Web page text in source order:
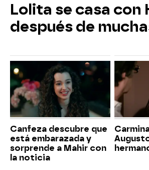
Lolita se casa con
después de
Canfeza descubre que
está embarazada y
sorprende a Mahir con
la noticia